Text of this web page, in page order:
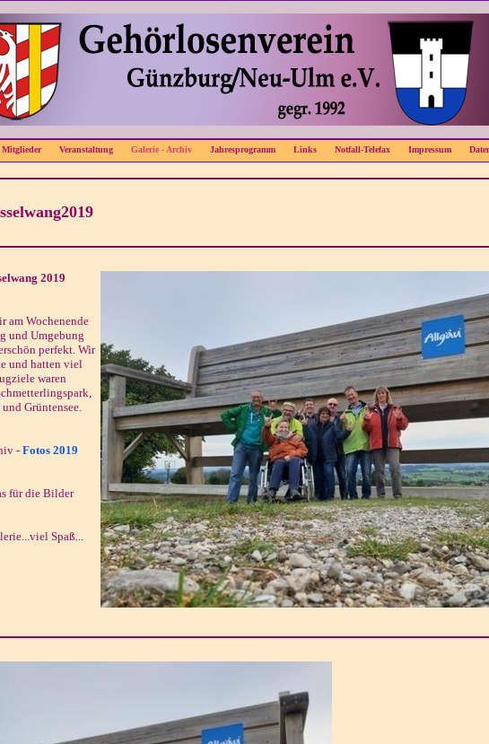
Mitglieder Veranstaltung Galerie - Archiv Jahresprogramm Links Notfall-Telefax Impressum
2019
am Wochenende
und Umgebung
perfekt. Wir
und hatten viel
waren
Grüntensee.
- Fotos 2019
für die Bilder
Spaß...